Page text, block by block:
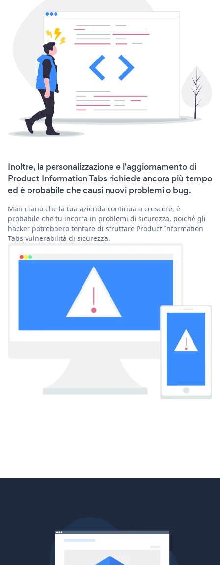
Inoltre, la personalizzazione e l'aggiornamento di
Product Information Tabs richiede ancora più tempo
ed è probabile che causi nuovi problemi o bug.
Man mano che la tua azienda continua a crescere, è
probabile che tu incorra in problemi di sicurezza, poiché gli
hacker potrebbero tentare di sfruttare Product Information
Tabs vulnerabilità di sicurezza.